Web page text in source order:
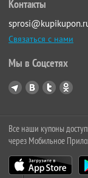
Контакты
Связаться с нами
Мы в Соцсетях
Все наши купоны
через Мобильное